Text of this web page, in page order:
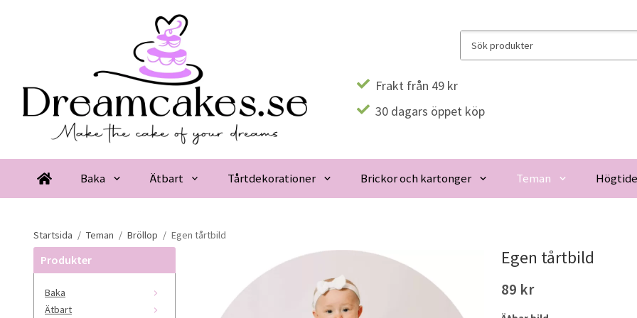
Frakt från 49 kr
30 dagars öppet köp
Baka Ätbart Tårtdekorationer Brickor och kartonger Teman
Startsida / Teman / Bröllop / Egen tårtbild
Produkter
Baka
Ätbart
Egen tårtbild
89 kr